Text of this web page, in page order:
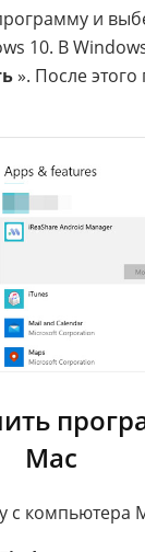
и
10. В
». После
Mac
с компьютера